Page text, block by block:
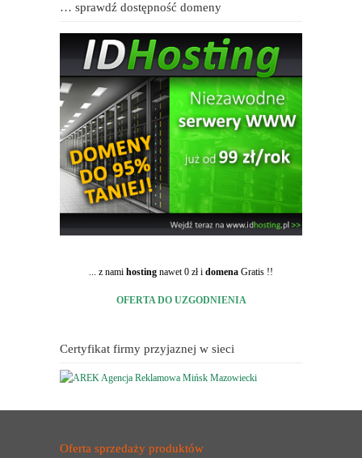
… sprawdź dostępność domeny
... z nami hosting nawet 0 zł i domena Gratis !!
OFERTA DO UZGODNIENIA
Certyfikat firmy przyjaznej w sieci
Oferta sprzedaży produktów